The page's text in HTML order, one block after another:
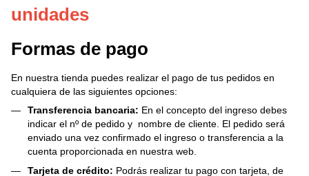
unidades
Formas de pago
En nuestra tienda puedes realizar el pago de tus pedidos en
cualquiera de las siguientes opciones:
Transferencia bancaria: En el concepto del ingreso debes
indicar el nº de pedido y nombre de cliente. El pedido será
enviado una vez confirmado el ingreso o transferencia a la
cuenta proporcionada en nuestra web.
Tarjeta de crédito: Podrás realizar tu pago con tarjeta, de